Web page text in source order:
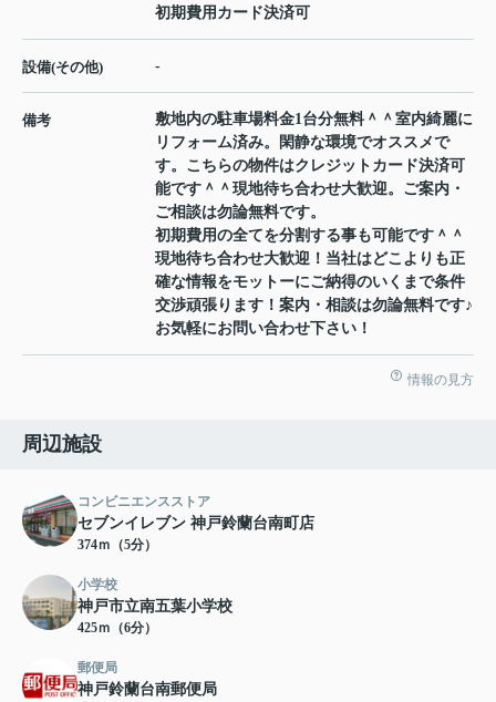
初期費用カード決済可
設備(その他) -
備考
敷地内の駐車場料金1台分無料＾＾室内綺麗に
リフォーム済み。閑静な環境でオススメで
す。こちらの物件はクレジットカード決済可
能です＾＾現地待ち合わせ大歓迎。ご案内・
ご相談は勿論無料です。
初期費用の全てを分割する事も可能です＾＾
現地待ち合わせ大歓迎！当社はどこよりも正
確な情報をモットーにご納得のいくまで条件
交渉頑張ります！案内・相談は勿論無料です♪
お気軽にお問い合わせ下さい！
情報の見方
周辺施設
コンビニエンスストア
セブンイレブン 神戸鈴蘭台南町店
374ｍ（5分）
小学校
神戸市立南五葉小学校
425ｍ（6分）
郵便局
神戸鈴蘭台南郵便局